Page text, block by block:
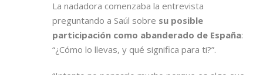
La nadadora comenzaba la entrevista
preguntando a Saúl sobre su posible
participación como abanderado de España:
“¿Cómo lo llevas, y qué significa para ti?”.